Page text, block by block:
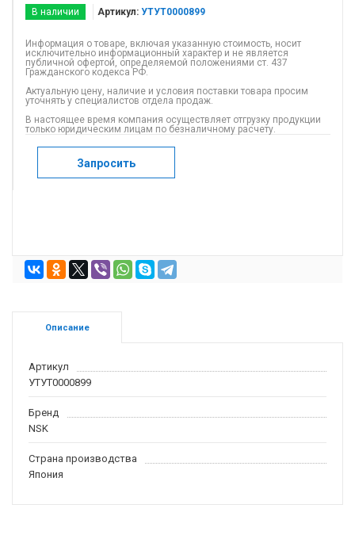
В наличии Артикул: УТУТ0000899
Информация о товаре, включая указанную стоимость, носит
исключительно информационный характер и не является
публичной офертой, определяемой положениями ст. 437
Гражданского кодекса РФ.
Актуальную цену, наличие и условия поставки товара просим
уточнять у специалистов отдела продаж.
В настоящее время компания осуществляет отгрузку продукции
только юридическим лицам по безналичному расчету.
Запросить
Описание
Артикул
УТУТ0000899
Бренд
NSK
Страна производства
Япония